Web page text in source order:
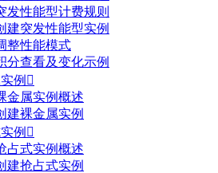
发性能型计费规则
建突发性能型实例
整性能模式
分查看及变化示例
例 
金属实例概述
建裸金属实例
例 
占式实例概述
建抢占式实例